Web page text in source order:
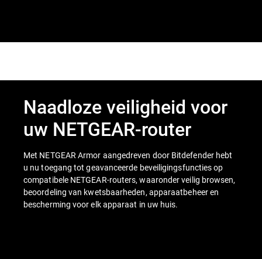
Naadloze veiligheid voor
uw NETGEAR-router
Met NETGEAR Armor aangedreven door Bitdefender hebt
u nu toegang tot geavanceerde beveiligingsfuncties op
compatibele NETGEAR-routers, waaronder veilig browsen,
beoordeling van kwetsbaarheden, apparaatbeheer en
bescherming voor elk apparaat in uw huis.